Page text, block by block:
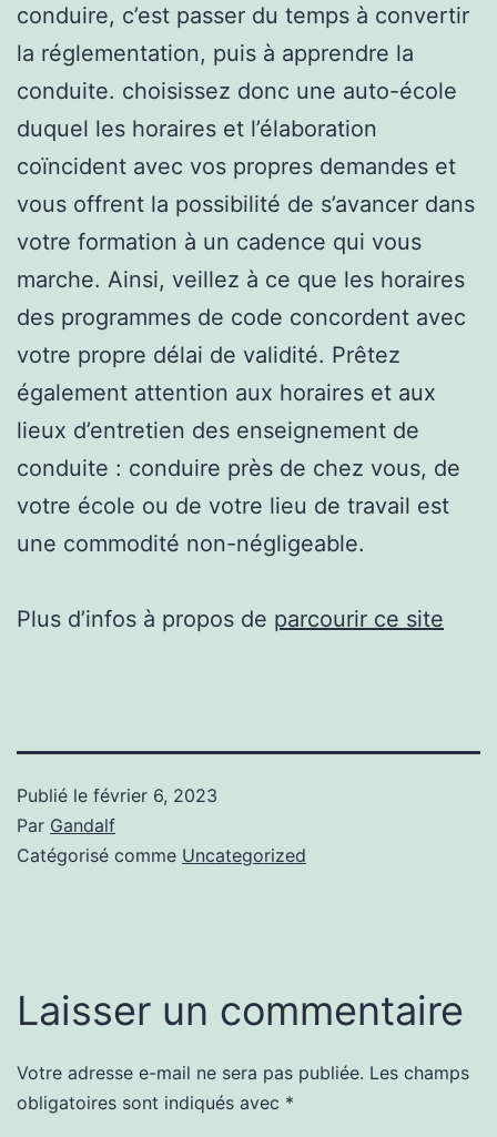
conduire, c’est passer du temps à convertir
la réglementation, puis à apprendre la
conduite. choisissez donc une auto-école
duquel les horaires et l’élaboration
coïncident avec vos propres demandes et
vous offrent la possibilité de s’avancer dans
votre formation à un cadence qui vous
marche. Ainsi, veillez à ce que les horaires
des programmes de code concordent avec
votre propre délai de validité. Prêtez
également attention aux horaires et aux
lieux d’entretien des enseignement de
conduite : conduire près de chez vous, de
votre école ou de votre lieu de travail est
une commodité non-négligeable.
Plus d’infos à propos de parcourir ce site
Publié le février 6, 2023
Par Gandalf
Catégorisé comme Uncategorized
Laisser un commentaire
Votre adresse e-mail ne sera pas publiée. Les champs
obligatoires sont indiqués avec *